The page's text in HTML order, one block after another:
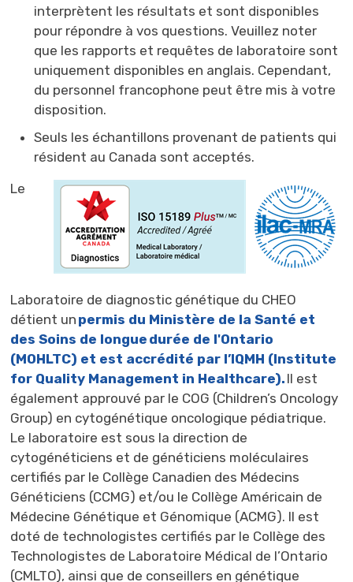
interprètent les résultats et sont disponibles
pour répondre à vos questions. Veuillez noter
que les rapports et requêtes de laboratoire sont
uniquement disponibles en anglais. Cependant,
du personnel francophone peut être mis à votre
disposition.
Seuls les échantillons provenant de patients qui
résident au Canada sont acceptés.
Le
Laboratoire de diagnostic génétique du CHEO
détient un permis du Ministère de la Santé et
des Soins de longue durée de l'Ontario
(MOHLTC) et est accrédité par l’IQMH (Institute
for Quality Management in Healthcare). Il est
également approuvé par le COG (Children’s Oncology
Group) en cytogénétique oncologique pédiatrique.
Le laboratoire est sous la direction de
cytogénéticiens et de généticiens moléculaires
certifiés par le Collège Canadien des Médecins
Généticiens (CCMG) et/ou le Collège Américain de
Médecine Génétique et Génomique (ACMG). Il est
doté de technologistes certifiés par le Collège des
Technologistes de Laboratoire Médical de l’Ontario
(CMLTO), ainsi que de conseillers en génétique